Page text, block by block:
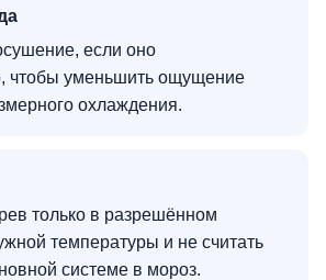
если оно
чтобы уменьшить ощущение
охлаждения.
только в разрешённом
температуры и не считать
системе в мороз.